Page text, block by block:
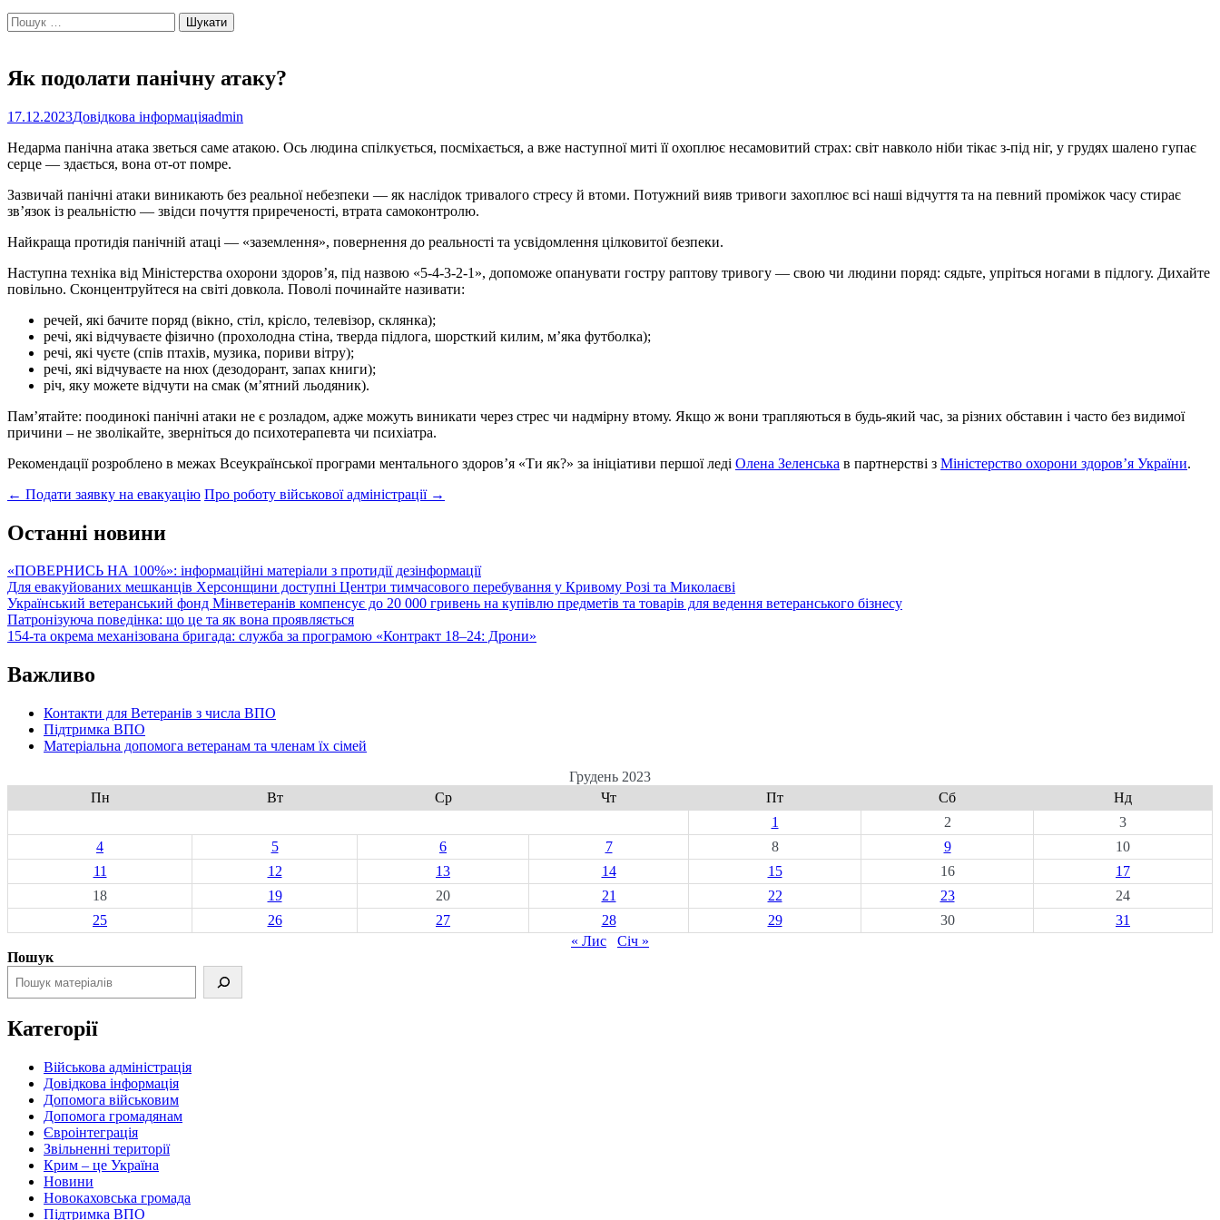
Пошук:
Як подолати панічну атаку?
17.12.2023Довідкова інформаціяadmin
Недарма панічна атака зветься саме атакою. Ось людина спілкується, посміхається, а вже наступної миті її охоплює несамовитий страх: світ навколо ніби тікає з-під ніг, у грудях шалено гупає
серце — здається, вона от-от помре.
Зазвичай панічні атаки виникають без реальної небезпеки — як наслідок тривалого стресу й втоми. Потужний вияв тривоги захоплює всі наші відчуття та на певний проміжок часу стирає
зв’язок із реальністю — звідси почуття приреченості, втрата самоконтролю.
Найкраща протидія панічній атаці — «заземлення», повернення до реальності та усвідомлення цілковитої безпеки.
Наступна техніка від Міністерства охорони здоровʼя, під назвою «5-4-3-2-1», допоможе опанувати гостру раптову тривогу — свою чи людини поряд: сядьте, упріться ногами в підлогу. Дихайте
повільно. Сконцентруйтеся на світі довкола. Поволі починайте називати:
речей, які бачите поряд (вікно, стіл, крісло, телевізор, склянка);
речі, які відчуваєте фізично (прохолодна стіна, тверда підлога, шорсткий килим, мʼяка футболка);
речі, які чуєте (спів птахів, музика, пориви вітру);
речі, які відчуваєте на нюх (дезодорант, запах книги);
річ, яку можете відчути на смак (мʼятний льодяник).
Пам’ятайте: поодинокі панічні атаки не є розладом, адже можуть виникати через стрес чи надмірну втому. Якщо ж вони трапляються в будь-який час, за різних обставин і часто без видимої
причини – не зволікайте, зверніться до психотерапевта чи психіатра.
Рекомендації розроблено в межах Всеукраїнської програми ментального здоровʼя «Ти як?» за ініціативи першої леді Олена Зеленська в партнерстві з Міністерство охорони здоров’я України.
Post
navigation
← Подати заявку на евакуацію Про роботу військової адміністрації →
Останні новини
«ПОВЕРНИСЬ НА 100%»: інформаційні матеріали з протидії дезінформації
Для евакуйованих мешканців Херсонщини доступні Центри тимчасового перебування у Кривому Розі та Миколаєві
Український ветеранський фонд Мінветеранів компенсує до 20 000 гривень на купівлю предметів та товарів для ведення ветеранського бізнесу
Патронізуюча поведінка: що це та як вона проявляється
154-та окрема механізована бригада: служба за програмою «Контракт 18–24: Дрони»
Важливо
Контакти для Ветеранів з числа ВПО
Підтримка ВПО
Матеріальна допомога ветеранам та членам їх сімей
Грудень 2023
Пн
Вт Ср Чт Пт Сб
Нд
1
2
3
4
5 6 7 8 9
10
11
12 13 14 15 16
17
18
19 20 21 22 23
24
25
26 27 28 29 30
31
« Лис
Січ »
Пошук
Категорії
Військова адміністрація
Довідкова інформація
Допомога військовим
Допомога громадянам
Євроінтеграція
Звільненні території
Крим – це Україна
Новини
Новокаховська громада
Підтримка ВПО